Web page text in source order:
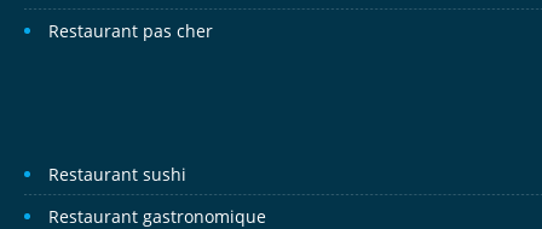
Restaurant pas cher
Restaurant sushi
Restaurant gastronomique